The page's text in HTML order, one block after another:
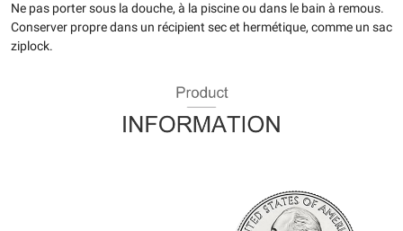
Ne pas porter sous la douche, à la piscine ou dans le bain à remous.
Conserver propre dans un récipient sec et hermétique, comme un sac
ziplock.